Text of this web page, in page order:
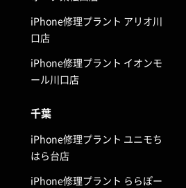
iPhone修理プラント アリオ川
口店
iPhone修理プラント イオンモ
ール川口店
千葉
iPhone修理プラント ユニモち
はら台店
iPhone修理プラント ららぽー